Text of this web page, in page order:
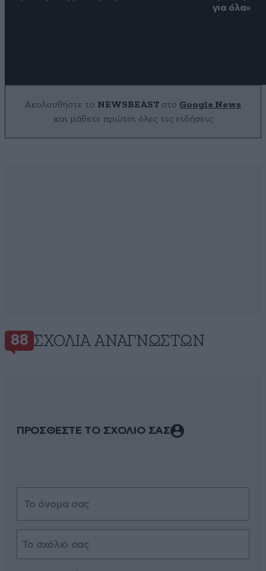
για όλα»
Ακολουθήστε το NEWSBEAST στο Google News
και μάθετε πρώτοι όλες τις ειδήσεις
88 ΣΧΌΛΙΑ ΑΝΑΓΝΩΣΤΏΝ
ΠΡΟΣΘΕΣΤΕ ΤΟ ΣΧΟΛΙΟ ΣΑΣ